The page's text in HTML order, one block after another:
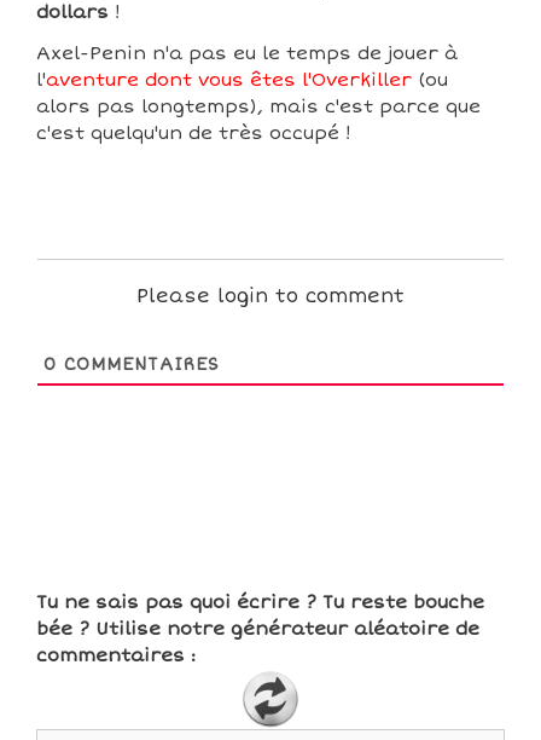
dollars !
Axel-Penin n'a pas eu le temps de jouer à
l'aventure dont vous êtes l'Overkiller (ou
alors pas longtemps), mais c'est parce que
c'est quelqu'un de très occupé !
Please login to comment
0 COMMENTAIRES
Tu ne sais pas quoi écrire ? Tu reste bouche
bée ? Utilise notre générateur aléatoire de
commentaires :